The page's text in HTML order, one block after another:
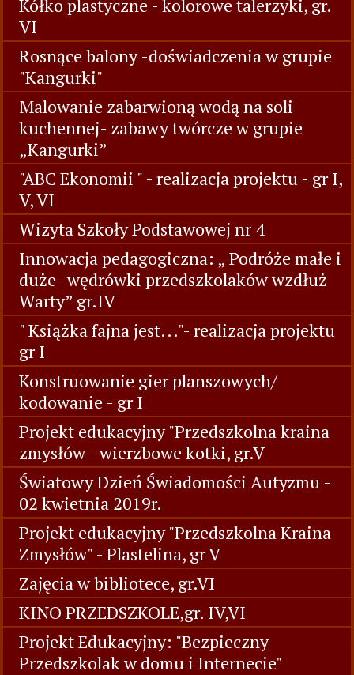
Kółko plastyczne - kolorowe talerzyki, gr.
VI
Rosnące balony -doświadczenia w grupie
"Kangurki"
Malowanie zabarwioną wodą na soli
kuchennej- zabawy twórcze w grupie
„Kangurki”
"ABC Ekonomii " - realizacja projektu - gr I,
V, VI
Wizyta Szkoły Podstawowej nr 4
Innowacja pedagogiczna: „ Podróże małe i
duże- wędrówki przedszkolaków wzdłuż
Warty” gr.IV
" Książka fajna jest..."- realizacja projektu
gr I
Konstruowanie gier planszowych/
kodowanie - gr I
Projekt edukacyjny "Przedszkolna kraina
zmysłów - wierzbowe kotki, gr.V
Światowy Dzień Świadomości Autyzmu -
02 kwietnia 2019r.
Projekt edukacyjny "Przedszkolna Kraina
Zmysłów" - Plastelina, gr V
Zajęcia w bibliotece, gr.VI
KINO PRZEDSZKOLE,gr. IV,VI
Projekt Edukacyjny: "Bezpieczny
Przedszkolak w domu i Internecie"